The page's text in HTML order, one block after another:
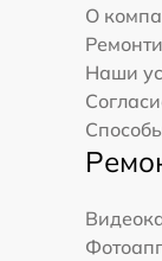
О
Наши